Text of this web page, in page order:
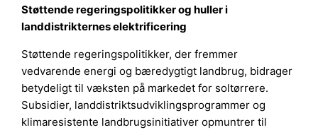
Støttende regeringspolitikker og huller i
landdistrikternes elektrificering
Støttende regeringspolitikker, der fremmer
vedvarende energi og bæredygtigt landbrug, bidrager
betydeligt til væksten på markedet for soltørrere.
Subsidier, landdistriktsudviklingsprogrammer og
klimaresistente landbrugsinitiativer opmuntrer til